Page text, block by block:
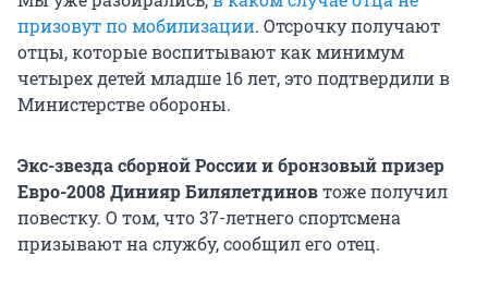
призовут по мобилизации. Отсрочку получают
отцы, которые воспитывают как минимум
четырех детей младше 16 лет, это подтвердили в
Министерстве обороны.
Экс-звезда сборной России и бронзовый призер
Евро-2008 Динияр Билялетдиновтоже получил
повестку. О том, что 37-летнего спортсмена
призывают на службу, сообщил его отец.